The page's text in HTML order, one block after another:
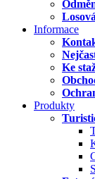
Informace
Ke
Produkty